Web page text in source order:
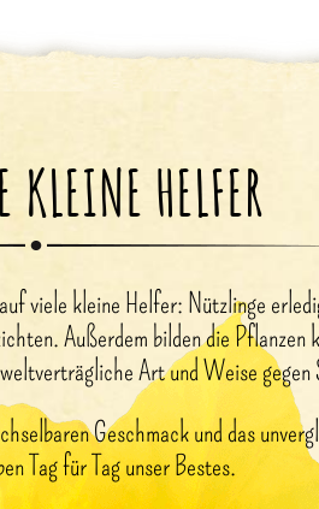
KLEINE HELFER
viele kleine Helfer: Nützlinge
Außerdem bilden die Pflanzen
Art und Weise gegen
Geschmack und das
Tag für Tag unser Bestes.